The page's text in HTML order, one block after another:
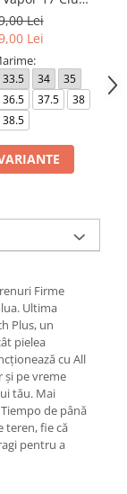
MGLei
Lei
33.5 34
35
36.5 37.5
38
38.5
Firme
Ultima
Plus, un
pielea
cu All
pe vreme
tău. Mai
de până
teren, fie că
pentru a